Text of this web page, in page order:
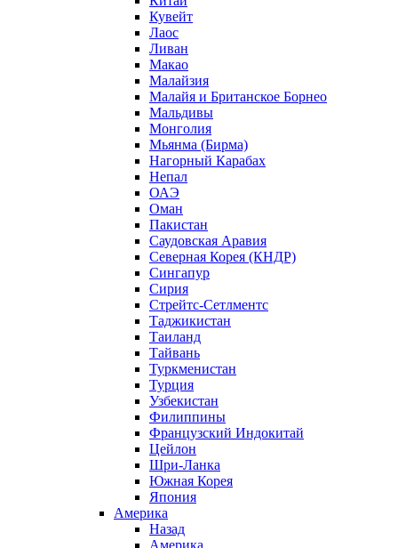
Кувейт
Лаос
Ливан
Макао
Малайзия
Малайя и Британское Борнео
Мальдивы
Монголия
Мьянма (Бирма)
Нагорный Карабах
Непал
ОАЭ
Оман
Пакистан
Саудовская Аравия
Северная Корея (КНДР)
Сингапур
Сирия
Стрейтс-Сетлментс
Таджикистан
Таиланд
Тайвань
Туркменистан
Турция
Узбекистан
Филиппины
Французский Индокитай
Цейлон
Шри-Ланка
Южная Корея
Япония
Америка
Назад
Америка